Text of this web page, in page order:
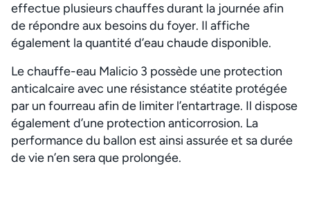
effectue plusieurs chauffes durant la journée afin
de répondre aux besoins du foyer. Il affiche
également la quantité d’eau chaude disponible.
Le chauffe-eau Malicio 3 possède une protection
anticalcaire avec une résistance stéatite protégée
par un fourreau afin de limiter l’entartrage. Il dispose
également d’une protection anticorrosion. La
performance du ballon est ainsi assurée et sa durée
de vie n’en sera que prolongée.